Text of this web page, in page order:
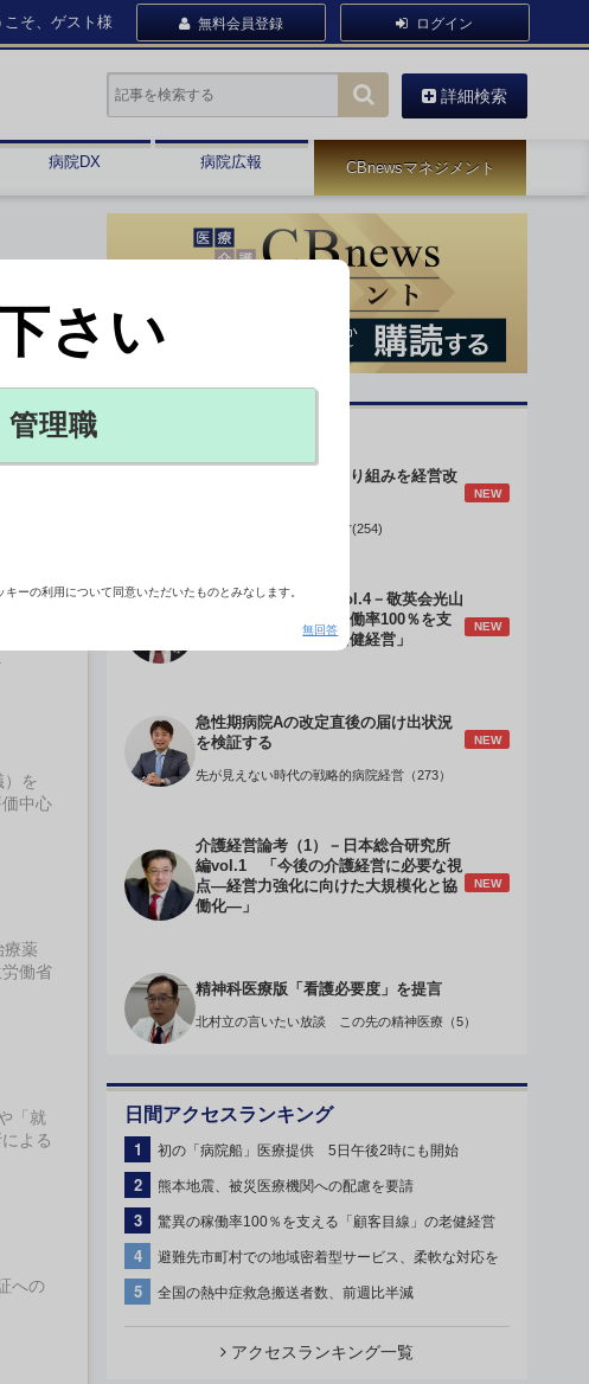
こそ、ゲスト様 無料会員登録 ログイン
詳細検索
病院DX 病院広報 CBnewsマネジメント
てい
れ
を
中心
薬
働省
「就
よる
への
身体的拘束最小化の取り組みを経営改
NEW
データで読み解く病院経営(254)
介護経営のデザインVol.4－敬英会光山
誠理事長 「驚異の稼働率100％を支
える『顧客目線』の老健経営」
NEW
急性期病院Aの改定直後の届け出状況
を検証する
NEW
先が見えない時代の戦略的病院経営（273）
介護経営論考（1）－日本総合研究所
編vol.1 「今後の介護経営に必要な視
点―経営力強化に向けた大規模化と協
働化―」
NEW
精神科医療版「看護必要度」を提言
北村立の言いたい放談 この先の精神医療（5）
日間アクセスランキング
1 初の「病院船」医療提供 5日午後2時にも開始
2 熊本地震、被災医療機関への配慮を要請
3 驚異の稼働率100％を支える「顧客目線」の老健経営
4 避難先市町村での地域密着型サービス、柔軟な対応を
5 全国の熱中症救急搬送者数、前週比半減
アクセスランキング一覧
さい
管理職
ーの利用について同意いただいたものとみなします。
無回答